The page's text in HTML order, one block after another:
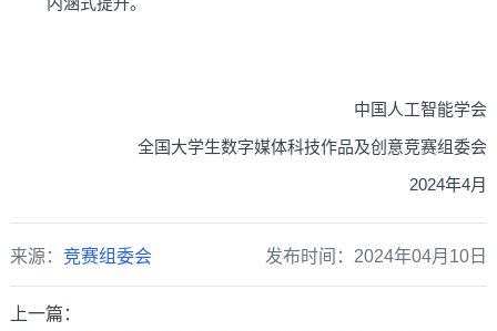
中国人工智能学会
全国大学生数字媒体科技作品及创意竞赛组委会
2024年4月
来源：竞赛组委会 发布时间：2024年04月10日
上一篇：